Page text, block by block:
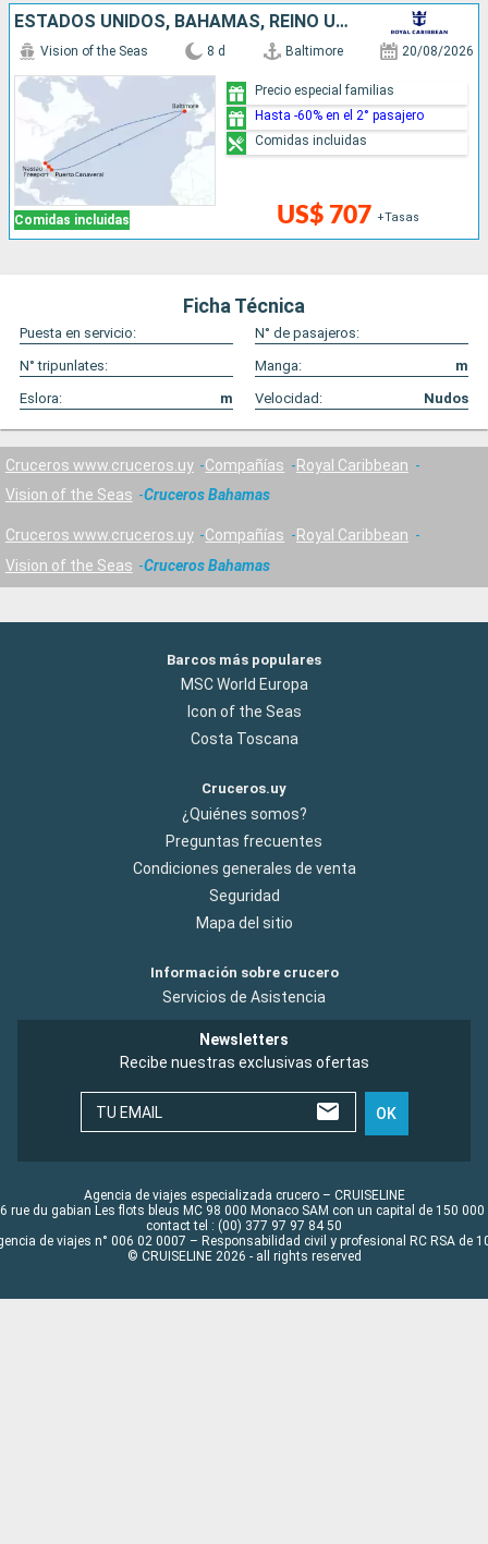
ESTADOS UNIDOS, BAHAMAS, REINO UNIDO
Comidas incluidas
Vision of the Seas 8 d Baltimore 20/08/2026
US$ 707 +Tasas
Precio especial familias
Hasta -60% en el 2° pasajero
Comidas incluidas
Ficha Técnica
Puesta en servicio:
N° de pasajeros:
N° tripunlates:
Manga:
m
Eslora:
m Velocidad: Nudos
Cruceros www.cruceros.uy Compañías
Royal Caribbean
Vision of the Seas
Cruceros Bahamas
Cruceros www.cruceros.uy Compañías
Royal Caribbean
Vision of the Seas
Cruceros Bahamas
Barcos más populares
MSC World Europa
Icon of the Seas
Costa Toscana
Cruceros.uy
¿Quiénes somos?
Preguntas frecuentes
Condiciones generales de venta
Seguridad
Mapa del sitio
Información sobre crucero
Servicios de Asistencia
Newsletters
Recibe nuestras exclusivas ofertas
TU EMAIL OK
Agencia de viajes especializada crucero – CRUISELINE
rue du gabian Les flots bleus MC 98 000 Monaco SAM con un capital de 150 000
contact tel : (00) 377 97 97 84 50
de viajes n° 006 02 0007 – Responsabilidad civil y profesional RC RSA de
© CRUISELINE 2026 - all rights reserved